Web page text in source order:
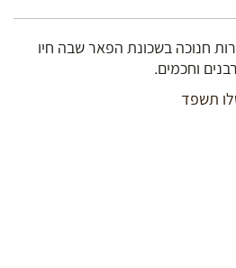
חנוכה בשכונת הפאר שבה חיו
וחכמים.